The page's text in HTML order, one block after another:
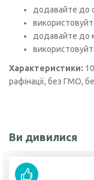
додавайте до
додавайте до
Характеристики:
рафінації, без ГМО,
Ви дивилися